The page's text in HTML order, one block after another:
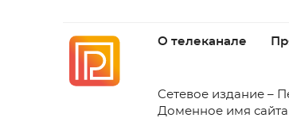
О телеканале
Cетевое издание –
Доменное имя